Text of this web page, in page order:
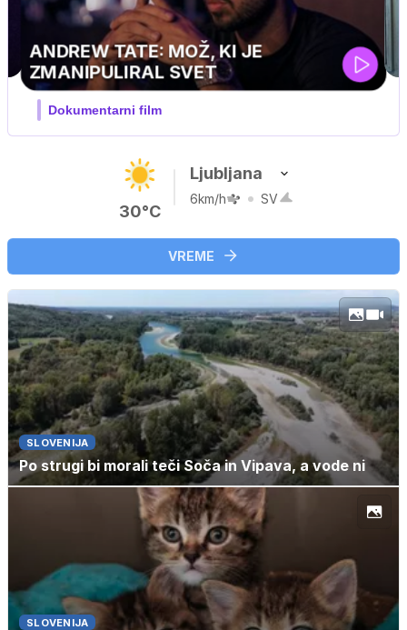
MOJ PRIJATELJ PINGVIN
Film meseca / družinski, pustolovski
30°C
Ljubljana
6km/h SV
VREME
SLOVENIJA
Po strugi bi morali teči Soča in Vipava, a vode ni
SLOVENIJA